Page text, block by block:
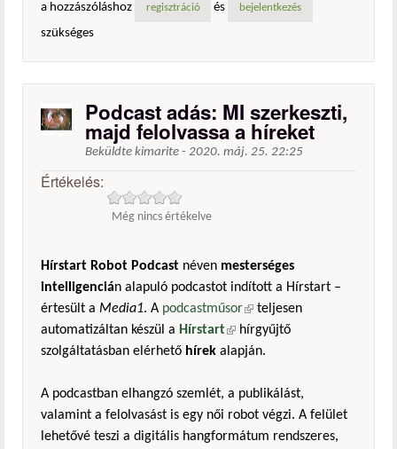
a hozzászóláshoz
regisztráció és bejelentkezés
szükséges
Podcast adás: MI szerkeszti,
majd felolvassa a híreket
Beküldte kimarite - 2020. máj. 25. 22:25
Értékelés:
Még nincs értékelve
Hírstart Robot Podcast néven mesterséges
intelligencián alapuló podcastot indított a Hírstart –
értesült a Media1. A podcastműsor(külső hivatkozás)
teljesen
automatizáltan készül a Hírstart(külső hivatkozás)
hírgyűjtő
szolgáltatásban elérhető hírek alapján.
A podcastban elhangzó szemlét, a publikálást,
valamint a felolvasást is egy női robot végzi. A felület
lehetővé teszi a digitális hangformátum rendszeres,